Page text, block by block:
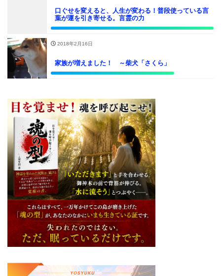
口ぐせを変えると、人生が変わる！普段使っている言
葉が運を引き寄せる。言霊の力
2018年2月16日
家族が増えました！ ～柴犬「さくら」